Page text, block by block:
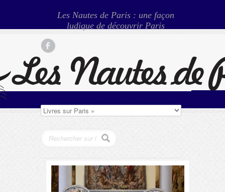
Les Nautes de Paris : une façon
ludique de découvrir Paris